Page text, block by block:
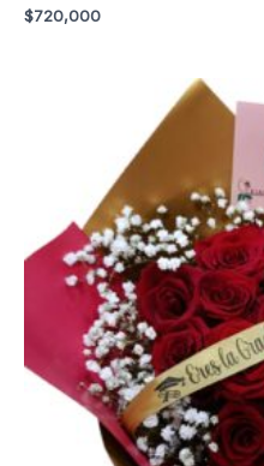
$720,000